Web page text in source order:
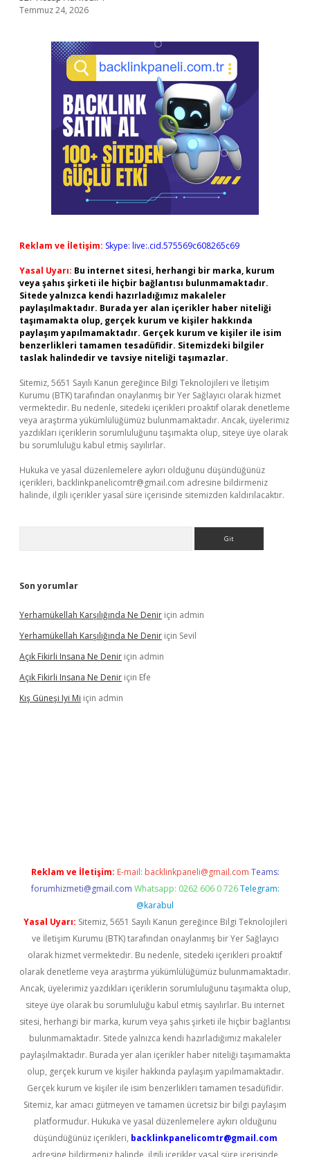
Temmuz 24, 2026
Reklam ve İletişim: Skype: live:.cid.575569c608265c69
Yasal Uyarı: Bu internet sitesi, herhangi bir marka, kurum
veya şahıs şirketi ile hiçbir bağlantısı bulunmamaktadır.
Sitede yalnızca kendi hazırladığımız makaleler
paylaşılmaktadır. Burada yer alan içerikler haber niteliği
taşımamakta olup, gerçek kurum ve kişiler hakkında
paylaşım yapılmamaktadır. Gerçek kurum ve kişiler ile isim
benzerlikleri tamamen tesadüfidir. Sitemizdeki bilgiler
taslak halindedir ve tavsiye niteliği taşımazlar.
Sitemiz, 5651 Sayılı Kanun gereğince Bilgi Teknolojileri ve İletişim
Kurumu (BTK) tarafından onaylanmış bir Yer Sağlayıcı olarak hizmet
vermektedir. Bu nedenle, sitedeki içerikleri proaktif olarak denetleme
veya araştırma yükümlülüğümüz bulunmamaktadır. Ancak, üyelerimiz
yazdıkları içeriklerin sorumluluğunu taşımakta olup, siteye üye olarak
bu sorumluluğu kabul etmiş sayılırlar.
Hukuka ve yasal düzenlemelere aykırı olduğunu düşündüğünüz
içerikleri, backlinkpanelicomtr@gmail.com adresine bildirmeniz
halinde, ilgili içerikler yasal süre içerisinde sitemizden kaldırılacaktır.
Son yorumlar
Yerhamükellah Karşılığında Ne Denir için admin
Yerhamükellah Karşılığında Ne Denir için Sevil
Açık Fikirli Insana Ne Denir için admin
Açık Fikirli Insana Ne Denir için Efe
Kış Güneşi Iyi Mi için admin
Reklam ve İletişim: E-mail: backlinkpaneli@gmail.com Teams:
forumhizmeti@gmail.com Whatsapp: 0262 606 0 726 Telegram:
@karabul
Yasal Uyarı: Sitemiz, 5651 Sayılı Kanun gereğince Bilgi Teknolojileri
ve İletişim Kurumu (BTK) tarafından onaylanmış bir Yer Sağlayıcı
olarak hizmet vermektedir. Bu nedenle, sitedeki içerikleri proaktif
olarak denetleme veya araştırma yükümlülüğümüz bulunmamaktadır.
Ancak, üyelerimiz yazdıkları içeriklerin sorumluluğunu taşımakta olup,
siteye üye olarak bu sorumluluğu kabul etmiş sayılırlar. Bu internet
sitesi, herhangi bir marka, kurum veya şahıs şirketi ile hiçbir bağlantısı
bulunmamaktadır. Sitede yalnızca kendi hazırladığımız makaleler
paylaşılmaktadır. Burada yer alan içerikler haber niteliği taşımamakta
olup, gerçek kurum ve kişiler hakkında paylaşım yapılmamaktadır.
Gerçek kurum ve kişiler ile isim benzerlikleri tamamen tesadüfidir.
Sitemiz, kar amacı gütmeyen ve tamamen ücretsiz bir bilgi paylaşım
platformudur. Hukuka ve yasal düzenlemelere aykırı olduğunu
düşündüğünüz içerikleri, backlinkpanelicomtr@gmail.com
adresine bildirmeniz halinde, ilgili içerikler yasal süre içerisinde